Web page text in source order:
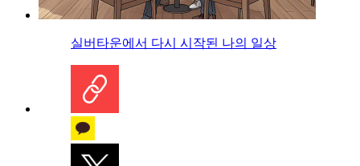
실버타운에서 다시 시작된 나의 일상